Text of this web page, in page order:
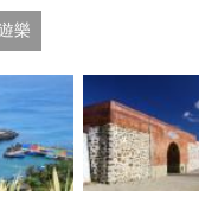
烤肉、唱歌。管家準
from google
樂